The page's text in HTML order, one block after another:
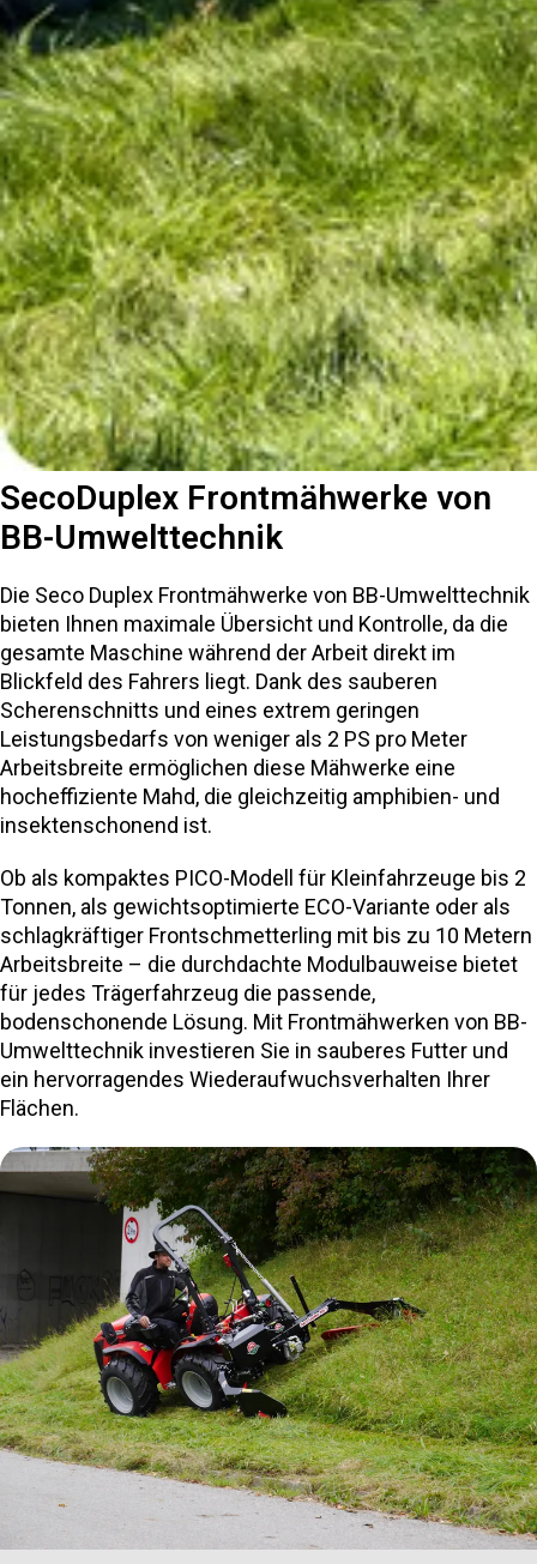
SecoDuplex Frontmähwerke von
BB-Umwelttechnik
Die Seco Duplex Frontmähwerke von BB-Umwelttechnik
bieten Ihnen maximale Übersicht und Kontrolle, da die
gesamte Maschine während der Arbeit direkt im
Blickfeld des Fahrers liegt. Dank des sauberen
Scherenschnitts und eines extrem geringen
Leistungsbedarfs von weniger als 2 PS pro Meter
Arbeitsbreite ermöglichen diese Mähwerke eine
hocheffiziente Mahd, die gleichzeitig amphibien- und
insektenschonend ist.
Ob als kompaktes PICO-Modell für Kleinfahrzeuge bis 2
Tonnen, als gewichtsoptimierte ECO-Variante oder als
schlagkräftiger Frontschmetterling mit bis zu 10 Metern
Arbeitsbreite – die durchdachte Modulbauweise bietet
für jedes Trägerfahrzeug die passende,
bodenschonende Lösung. Mit Frontmähwerken von BB-
Umwelttechnik investieren Sie in sauberes Futter und
ein hervorragendes Wiederaufwuchsverhalten Ihrer
Flächen.